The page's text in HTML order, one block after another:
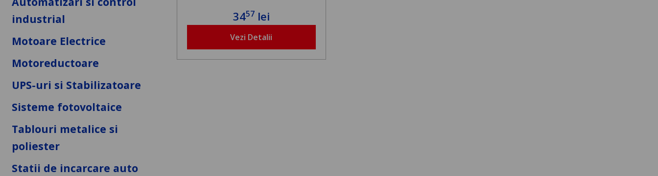
industrial
Motoare Electrice
Motoreductoare
UPS-uri si Stabilizatoare
Sisteme fotovoltaice
Tablouri metalice si
poliester
Statii de incarcare auto
3457lei
Vezi Detalii